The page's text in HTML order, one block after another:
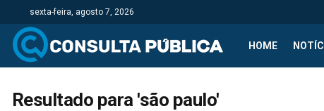
sexta-feira, agosto 7, 2026
HOME
Resultado para 'são paulo'